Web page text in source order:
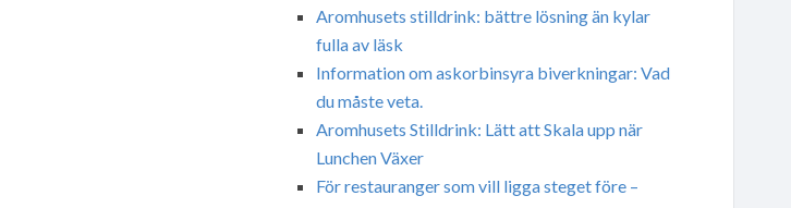
Aromhusets stilldrink: bättre lösning än kylar
fulla av läsk
Information om askorbinsyra biverkningar: Vad
du måste veta.
Aromhusets Stilldrink: Lätt att Skala upp när
Lunchen Växer
För restauranger som vill ligga steget före –